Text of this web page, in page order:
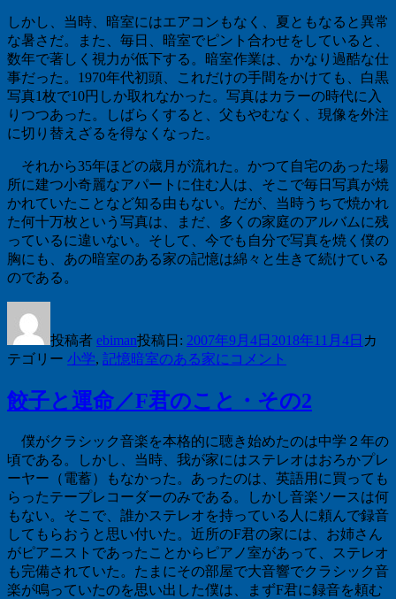
しかし、当時、暗室にはエアコンもなく、夏ともなると異常
な暑さだ。また、毎日、暗室でピント合わせをしていると、
数年で著しく視力が低下する。暗室作業は、かなり過酷な仕
事だった。 1970年代初頭、これだけの手間をかけても、白黒
写真1枚で10円しか取れなかった。写真はカラーの時代に入
りつつあった。しばらくすると、父もやむなく、現像を外注
に切り替えざるを得なくなった。
それから35年ほどの歳月が流れた。かつて自宅のあった場
所に建つ小奇麗なアパートに住む人は、そこで毎日写真が焼
かれていたことなど知る由もない。だが、当時うちで焼かれ
た何十万枚という写真は、まだ、多くの家庭のアルバムに残
っているに違いない。そして、今でも自分で写真を焼く僕の
胸にも、あの暗室のある家の記憶は綿々と生きて続けている
のである。
投稿者 ebiman投稿日: 2007年9月4日 2018年11月4日 カ
テゴリー 小学, 記憶暗室のある家に コメント
餃子と運命／F君のこと・その2
僕がクラシック音楽を本格的に聴き始めたのは中学２年の
頃である。しかし、当時、我が家にはステレオはおろかプレ
ーヤー（電蓄）もなかった。あったのは、英語用に買っても
らったテープレコーダーのみである。しかし音楽ソースは何
もない。そこで、誰かステレオを持っている人に頼んで録音
してもらおうと思い付いた。近所のF君の家には、お姉さん
がピアニストであったことからピアノ室があって、ステレオ
も完備されていた。たまにその部屋で大音響でクラシック音
楽が鳴っていたのを思い出した僕は、まずF君に録音を頼む